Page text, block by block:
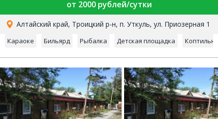
от 2000 рублей/сутки
Алтайский край, Троицкий р-н, п. Уткуль, ул. Приозерная 1
Караоке Бильярд Рыбалка Детская площадка Коптильня